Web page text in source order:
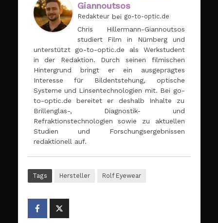
Giannoutsos
Redakteurbei go-to-optic.de
Chris Hillermann-Giannoutsos
studiert Film in Nürnberg und
unterstützt go-to-optic.de als Werkstudent
in der Redaktion. Durch seinen filmischen
Hintergrund bringt er ein ausgeprägtes
Interesse für Bildentstehung, optische
Systeme und Linsentechnologien mit. Bei go-
to-optic.de bereitet er deshalb Inhalte zu
Brillenglas-, Diagnostik- und
Refraktionstechnologien sowie zu aktuellen
Studien und Forschungsergebnissen
redaktionell auf.
Tags Hersteller Rolf Eyewear